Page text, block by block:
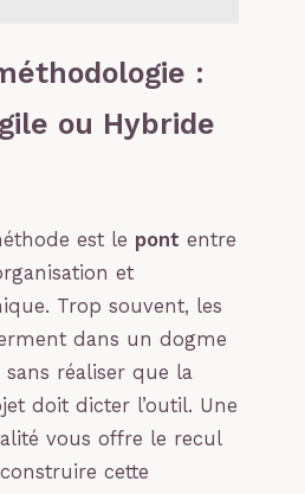
:
ou Hybride
est le pont entre
et
Trop souvent, les
dans un dogme
réaliser que la
doit dicter l’outil. Une
vous offre le recul
cette